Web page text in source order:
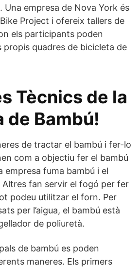
. Una empresa de Nova York és
Project i ofereix tallers de
els participants poden
propis quadres de bicicleta de
Tècnics de la
de Bambú!
de tractar el bambú i fer-lo
com a objectiu fer el bambú
empresa fuma bambú i el
fan servir el fogó per fer
podeu utilitzar el forn. Per
per l’aigua, el bambú està
de poliuretà.
de bambú es poden
maneres. Els primers